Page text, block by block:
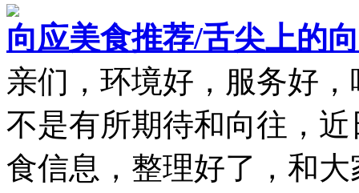
向应美食推荐/舌尖上的
亲们，环境好，服务好
不是有所期待和向往，
食信息，整理好了，和